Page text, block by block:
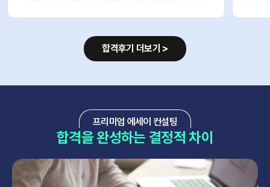
합격후기 더보기 >
프리미엄 에세이 컨설팅
합격을 완성하는 결정적 차이